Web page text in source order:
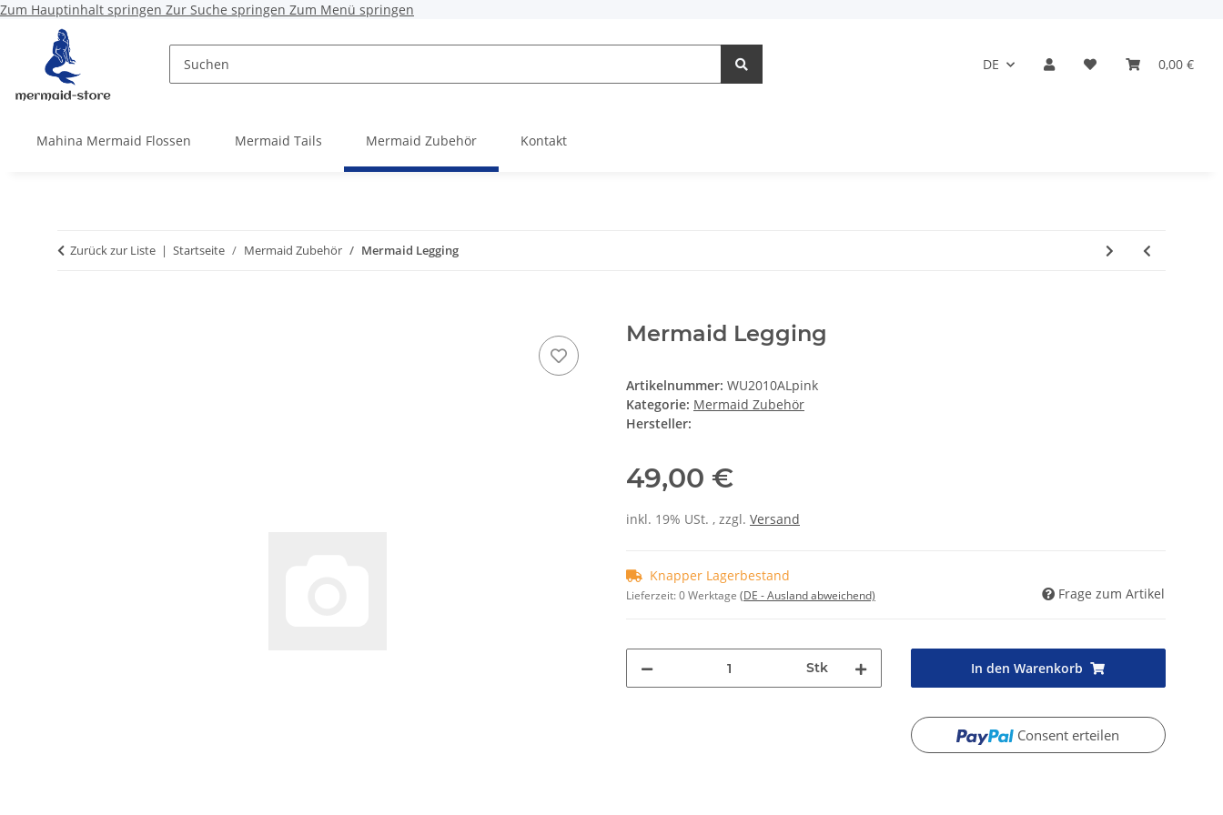
Zum Hauptinhalt springen Zur Suche springen Zum Menü springen
DE 0,00 €
Mahina Mermaid Flossen Mermaid Tails Mermaid Zubehör Kontakt
Zurück zur Liste Startseite Mermaid Zubehör Mermaid Legging
Mermaid Legging
Artikelnummer: WU2010ALpink
Kategorie: Mermaid Zubehör
Hersteller:
49,00 €
inkl. 19% USt. , zzgl. Versand
Knapper Lagerbestand
Lieferzeit:0 Werktage (DE - Ausland abweichend) Frage zum Artikel
Stk In den Warenkorb
Consent erteilen